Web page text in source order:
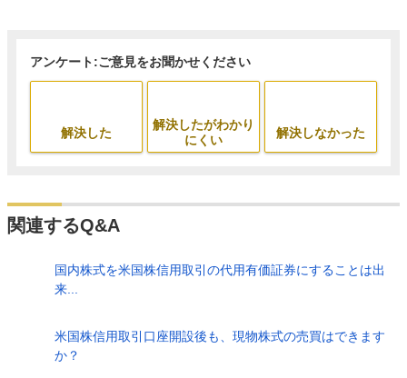
アンケート:ご意見をお聞かせください
解決した
解決したがわかり
にくい
解決しなかった
関連するQ&A
国内株式を米国株信用取引の代用有価証券にすることは出
来...
米国株信用取引口座開設後も、現物株式の売買はできます
か？